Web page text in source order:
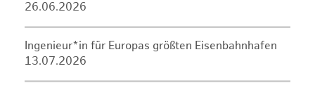
26.06.2026
Ingenieur*in für Europas größten Eisenbahnhafen
13.07.2026